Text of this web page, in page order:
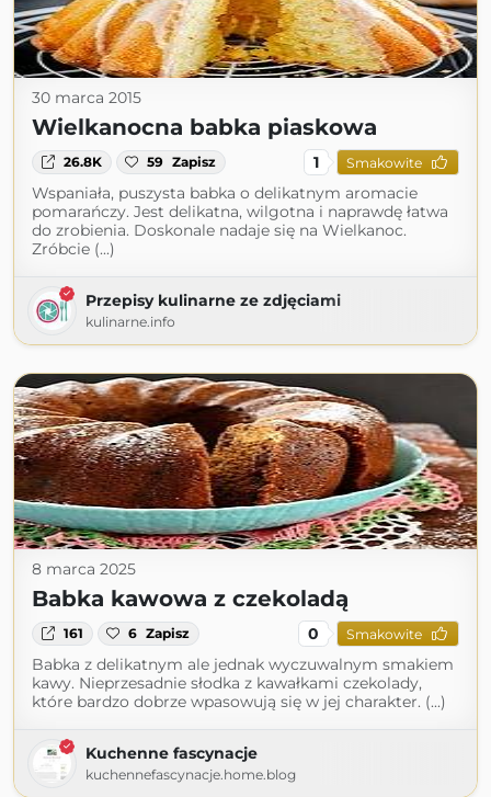
30 marca 2015
Wielkanocna babka piaskowa
26.8K 59 Zapisz 1 Smakowite
Wspaniała, puszysta babka o delikatnym aromacie
pomarańczy. Jest delikatna, wilgotna i naprawdę łatwa
do zrobienia. Doskonale nadaje się na Wielkanoc.
Zróbcie (...)
Przepisy kulinarne ze zdjęciami
kulinarne.info
8 marca 2025
Babka kawowa z czekoladą
161 6 Zapisz 0 Smakowite
Babka z delikatnym ale jednak wyczuwalnym smakiem
kawy. Nieprzesadnie słodka z kawałkami czekolady,
które bardzo dobrze wpasowują się w jej charakter. (...)
Kuchenne fascynacje
kuchennefascynacje.home.blog